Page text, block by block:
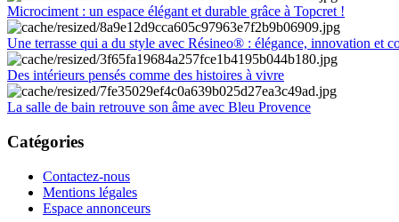
Microciment : un espace élégant et durable grâce à Topcret !
Une terrasse qui a du style avec Résineo® : élégance, innovation et
Des intérieurs pensés comme des histoires à vivre
La salle de bain retrouve son âme avec Bleu Provence
Catégories
Contactez-nous
Mentions légales
Espace annonceurs